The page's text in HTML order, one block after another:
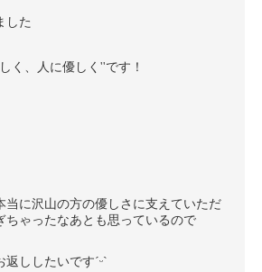
した
く、人に優しく''です！
当に沢山の方の優しさに支えていただ
ちゃったなあとも思っているので
ししたいですˊᵕˋ